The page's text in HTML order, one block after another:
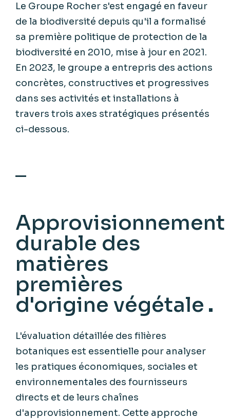
Le Groupe Rocher s'est engagé en faveur
de la biodiversité depuis qu'il a formalisé
sa première politique de protection de la
biodiversité en 2010, mise à jour en 2021.
En 2023, le groupe a entrepris des actions
concrètes, constructives et progressives
dans ses activités et installations à
travers trois axes stratégiques présentés
ci-dessous.
Approvisionnement
durable des
matières
premières
d'origine végétale
L'évaluation détaillée des filières
botaniques est essentielle pour analyser
les pratiques économiques, sociales et
environnementales des fournisseurs
directs et de leurs chaînes
d'approvisionnement. Cette approche